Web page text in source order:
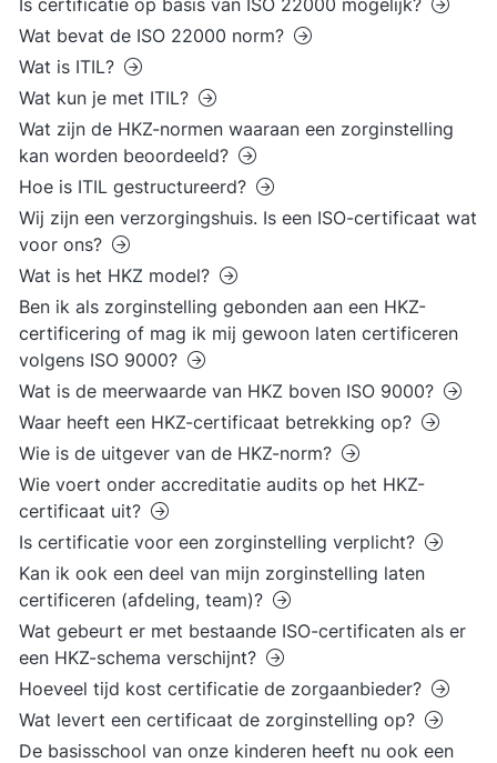
Is certificatie op basis van ISO 22000 mogelijk?
Wat bevat de ISO 22000 norm?
Wat is ITIL?
Wat kun je met ITIL?
Wat zijn de HKZ-normen waaraan een zorginstelling
kan worden beoordeeld?
Hoe is ITIL gestructureerd?
Wij zijn een verzorgingshuis. Is een ISO-certificaat wat
voor ons?
Wat is het HKZ model?
Ben ik als zorginstelling gebonden aan een HKZ-
certificering of mag ik mij gewoon laten certificeren
volgens ISO 9000?
Wat is de meerwaarde van HKZ boven ISO 9000?
Waar heeft een HKZ-certificaat betrekking op?
Wie is de uitgever van de HKZ-norm?
Wie voert onder accreditatie audits op het HKZ-
certificaat uit?
Is certificatie voor een zorginstelling verplicht?
Kan ik ook een deel van mijn zorginstelling laten
certificeren (afdeling, team)?
Wat gebeurt er met bestaande ISO-certificaten als er
een HKZ-schema verschijnt?
Hoeveel tijd kost certificatie de zorgaanbieder?
Wat levert een certificaat de zorginstelling op?
De basisschool van onze kinderen heeft nu ook een